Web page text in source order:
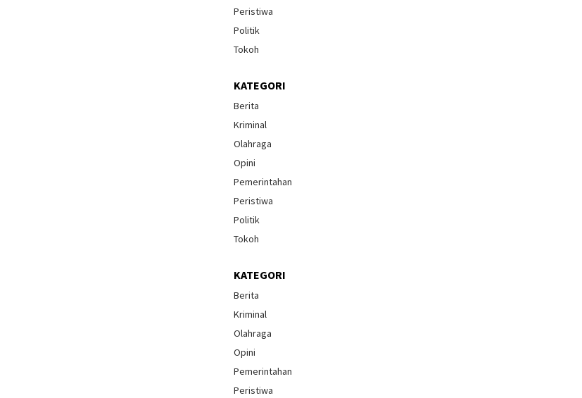
Peristiwa
Politik
Tokoh
KATEGORI
Berita
Kriminal
Olahraga
Opini
Pemerintahan
Peristiwa
Politik
Tokoh
KATEGORI
Berita
Kriminal
Olahraga
Opini
Pemerintahan
Peristiwa